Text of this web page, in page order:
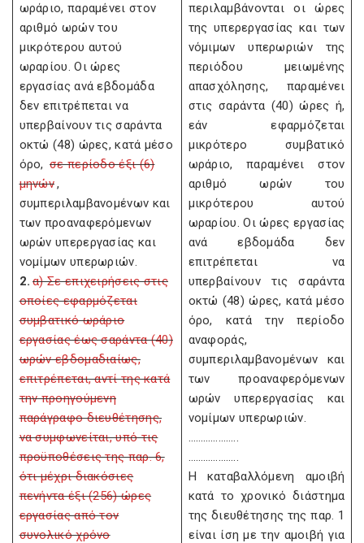
ωράριο, παραμένει στον
αριθμό ωρών του
μικρότερου αυτού
ωραρίου. Οι ώρες
εργασίας ανά εβδομάδα
δεν επιτρέπεται να
υπερβαίνουν τις σαράντα
οκτώ (48) ώρες, κατά μέσο
όρο, σε περίοδο έξι (6)
μηνών,
συμπεριλαμβανομένων και
των προαναφερόμενων
ωρών υπερεργασίας και
νομίμων υπερωριών.
2. α) Σε επιχειρήσεις στις
οποίες εφαρμόζεται
συμβατικό ωράριο
εργασίας έως σαράντα (40)
ωρών εβδομαδιαίως,
επιτρέπεται, αντί της κατά
την προηγούμενη
παράγραφο διευθέτησης,
να συμφωνείται, υπό τις
προϋποθέσεις της παρ. 6,
ότι μέχρι διακόσιες
πενήντα έξι (256) ώρες
εργασίας από τον
συνολικό χρόνο
περιλαμβάνονται οι ώρες
της υπερεργασίας και των
νόμιμων υπερωριών της
περιόδου μειωμένης
απασχόλησης, παραμένει
στις σαράντα (40) ώρες ή,
εάν εφαρμόζεται
μικρότερο συμβατικό
ωράριο, παραμένει στον
αριθμό ωρών του
μικρότερου αυτού
ωραρίου. Οι ώρες εργασίας
ανά εβδομάδα δεν
επιτρέπεται να
υπερβαίνουν τις σαράντα
οκτώ (48) ώρες, κατά μέσο
όρο, κατά την περίοδο
αναφοράς,
συμπεριλαμβανομένων και
των προαναφερόμενων
ωρών υπερεργασίας και
νομίμων υπερωριών.
………………..
………………..
Η καταβαλλόμενη αμοιβή
κατά το χρονικό διάστημα
της διευθέτησης της παρ. 1
είναι ίση με την αμοιβή για